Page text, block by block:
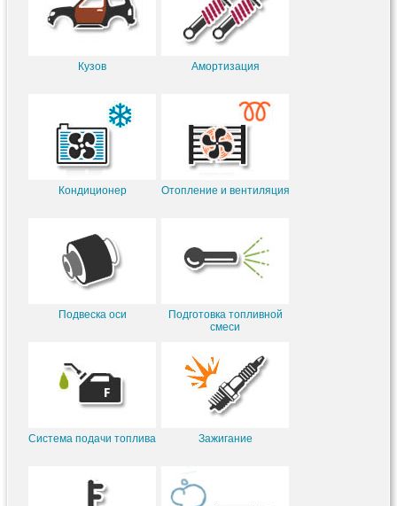
Кузов Амортизация
Кондиционер Отопление и вентиляция
Подвеска оси
Подготовка топливной
смеси
Система подачи топлива Зажигание